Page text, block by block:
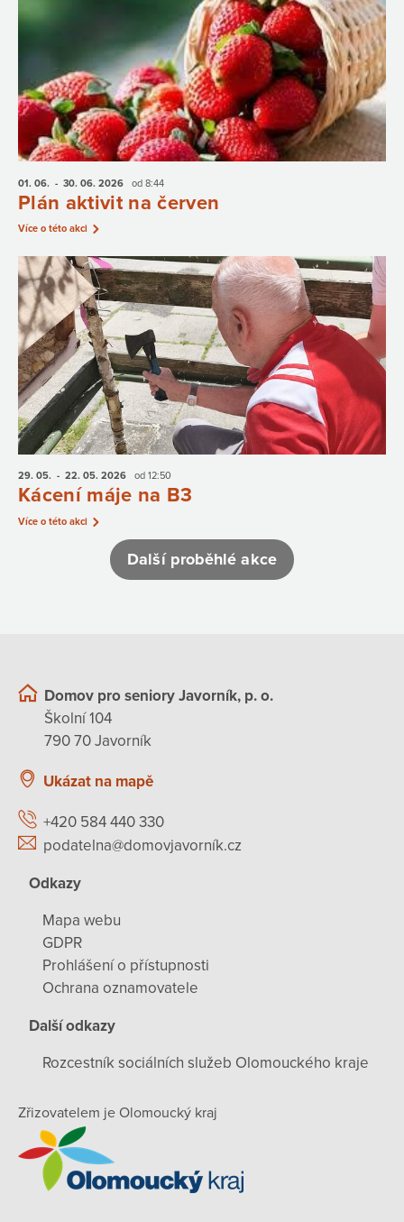
01. 06. - 30. 06. 2026 od 8:44
Plán aktivit na červen
Více o této akci
29. 05. - 22. 05. 2026 od 12:50
Kácení máje na B3
Více o této akci
Další proběhlé akce
Domov pro seniory Javorník, p. o.
Školní 104
790 70 Javorník
Ukázat na mapě
+420 584 440 330
podatelna@domovjavorník.cz
Odkazy
Mapa webu
GDPR
Prohlášení o přístupnosti
Ochrana oznamovatele
Další odkazy
Rozcestník sociálních služeb Olomouckého kraje
Zřizovatelem je Olomoucký kraj